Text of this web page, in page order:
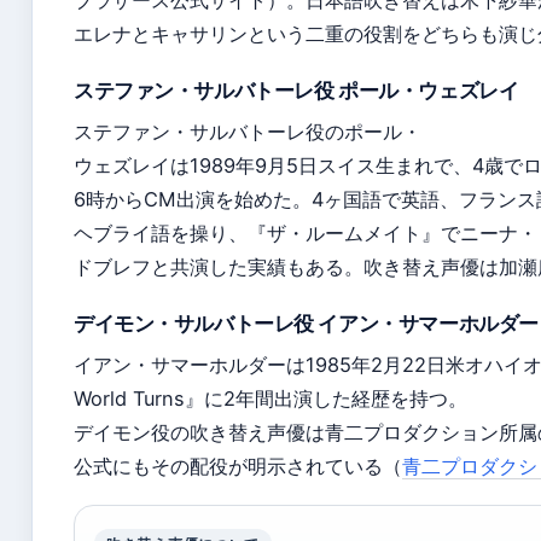
エレナとキャサリンという二重の役割をどちらも演
ステファン・サルバトーレ役 ポール・ウェズレイ
ステファン・サルバトーレ役のポール・
ウェズレイは1989年9月5日スイス生まれで、4歳で
6時からCM出演を始めた。4ヶ国語で英語、フラン
ヘブライ語を操り、『ザ・ルームメイト』でニーナ・
ドブレフと共演した実績もある。吹き替え声優は加
デイモン・サルバトーレ役 イアン・サマーホルダー
イアン・サマーホルダーは1985年2月22日米オハイ
World Turns』に2年間出演した経歴を持つ。
デイモン役の吹き替え声優は青二プロダクション所
公式にもその配役が明示されている（青二プロダク